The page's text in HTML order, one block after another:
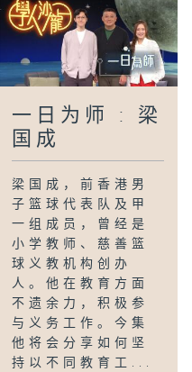
一日为师 : 梁
国成
梁国成，前香港男
子篮球代表队及甲
一组成员，曾经是
小学教师、慈善篮
球义教机构创办
人。他在教育方面
不遗余力，积极参
与义务工作。今集
他将会分享如何坚
持以不同教育工...